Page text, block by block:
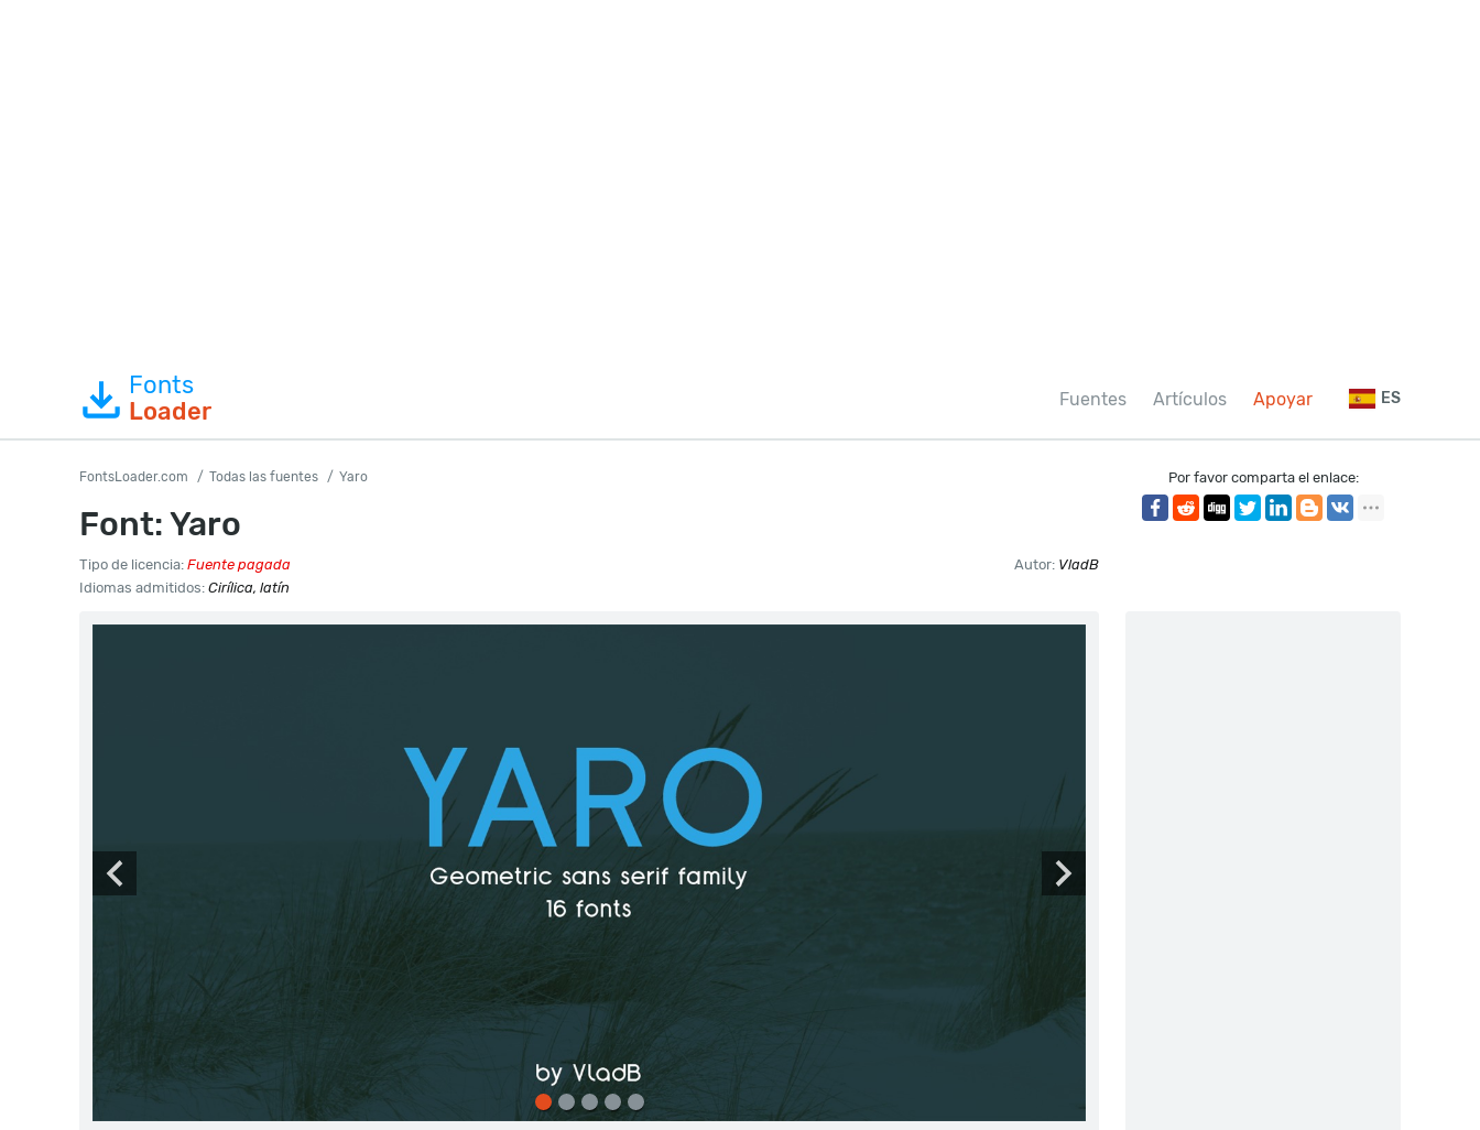
Fonts
Loader
Fuentes Artículos Apoyar ES
FontsLoader.com Todas las fuentes Yaro
Font: Yaro
Tipo de licencia: Fuente pagada Autor: VladB
Idiomas admitidos: Cirílica, latín
Por favor comparta el enlace: